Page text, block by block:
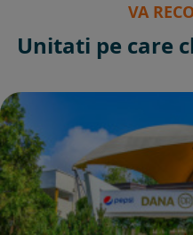
VA
Unitati pe care